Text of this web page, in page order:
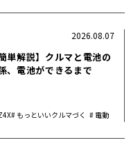
簡単解説】クルマと電池の
、電池ができるまで
もっといいクルマづく
電動
2026.08.07